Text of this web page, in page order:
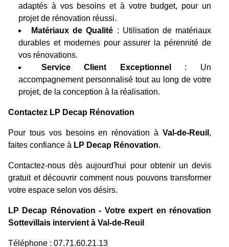
adaptés à vos besoins et à votre budget, pour un
projet de rénovation réussi.
Matériaux de Qualité : Utilisation de matériaux
durables et modernes pour assurer la pérennité de
vos rénovations.
Service Client Exceptionnel
: Un
accompagnement personnalisé tout au long de votre
projet, de la conception à la réalisation.
Contactez LP Decap Rénovation
Pour tous vos besoins en rénovation à Val-de-Reuil ,
faites confiance à LP Decap Rénovation.
Contactez-nous dès aujourd'hui pour obtenir un devis
gratuit et découvrir comment nous pouvons transformer
votre espace selon vos désirs.
LP Decap Rénovation - Votre expert en rénovation
Sottevillais intervient à Val-de-Reuil
Téléphone : 07.71.60.21.13